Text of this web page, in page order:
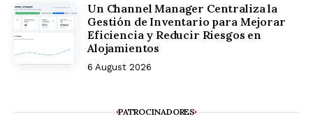
Un Channel Manager Centraliza la
Gestión de Inventario para Mejorar
Eficiencia y Reducir Riesgos en
Alojamientos
6 August 2026
PATROCINADORES